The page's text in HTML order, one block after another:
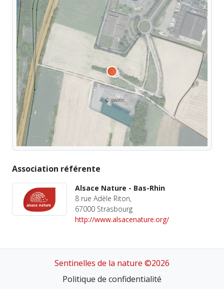
Association référente
Alsace Nature - Bas-Rhin
8 rue Adèle Riton,
67000 Strasbourg
http://www.alsacenature.org/
Sentinelles de la nature ©2026
Politique de confidentialité